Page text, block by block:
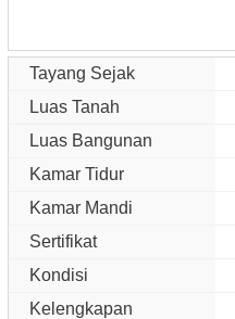
Tayang Sejak
Luas Tanah
Luas Bangunan
Kamar Tidur
Kamar Mandi
Sertifikat
Kondisi
Kelengkapan